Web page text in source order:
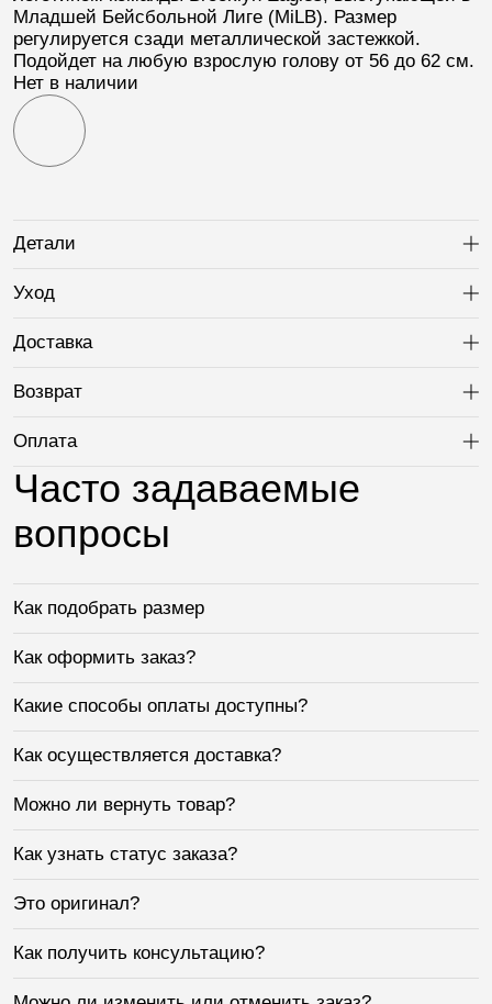
Младшей Бейсбольной Лиге (MiLB). Размер
регулируется сзади металлической застежкой.
Подойдет на любую взрослую голову от 56 до 62 см.
Нет в наличии
Детали
Уход
Доставка
Возврат
Оплата
Часто задаваемые
вопросы
Как подобрать размер
Как оформить заказ?
Какие способы оплаты доступны?
Как осуществляется доставка?
Можно ли вернуть товар?
Как узнать статус заказа?
Это оригинал?
Как получить консультацию?